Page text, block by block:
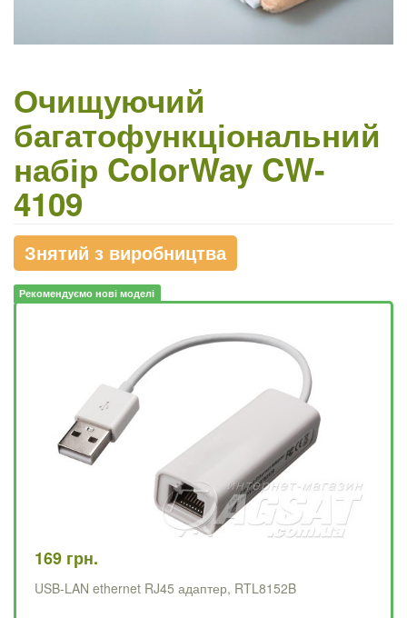
Очищуючий
багатофункціональний
набір ColorWay CW-
4109
Знятий з виробництва
Рекомендуємо нові моделі
169 грн.
USB-LAN ethernet RJ45 адаптер, RTL8152B